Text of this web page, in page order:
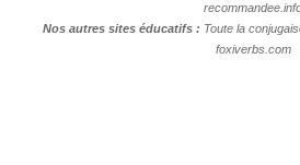
Nos autres sites éducatifs : Toute la
foxiverbs.com